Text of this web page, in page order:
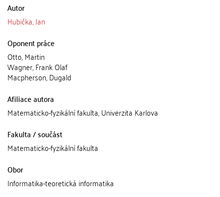
Autor
Hubička, Jan
Oponent práce
Otto, Martin
Wagner, Frank Olaf
Macpherson, Dugald
Afiliace autora
Matematicko-fyzikální fakulta, Univerzita Karlova
Fakulta / součást
Matematicko-fyzikální fakulta
Obor
Informatika-teoretická informatika